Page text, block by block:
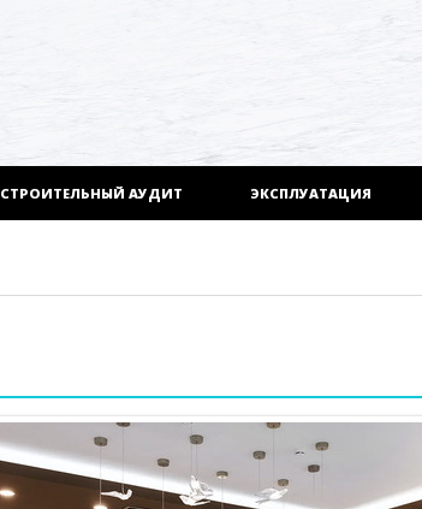
СТРОИТЕЛЬНЫЙ АУДИТ ЭКСПЛУАТАЦИЯ